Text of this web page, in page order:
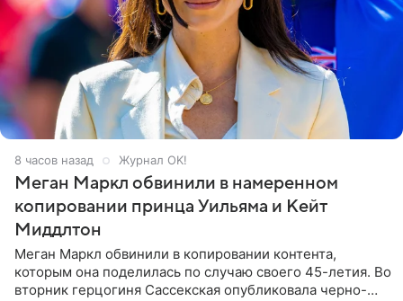
8 часов назад Журнал OK!
Меган Маркл обвинили в намеренном
копировании принца Уильяма и Кейт
Миддлтон
Меган Маркл обвинили в копировании контента,
которым она поделилась по случаю своего 45-летия. Во
вторник герцогиня Сассекская опубликовала черно-